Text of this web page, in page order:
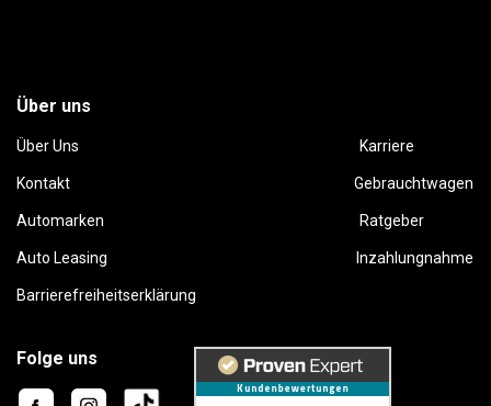
Über uns
Über Uns Karriere
Kontakt Gebrauchtwagen
Automarken Ratgeber
Auto Leasing Inzahlungnahme
Barrierefreiheitserklärung
Folge uns